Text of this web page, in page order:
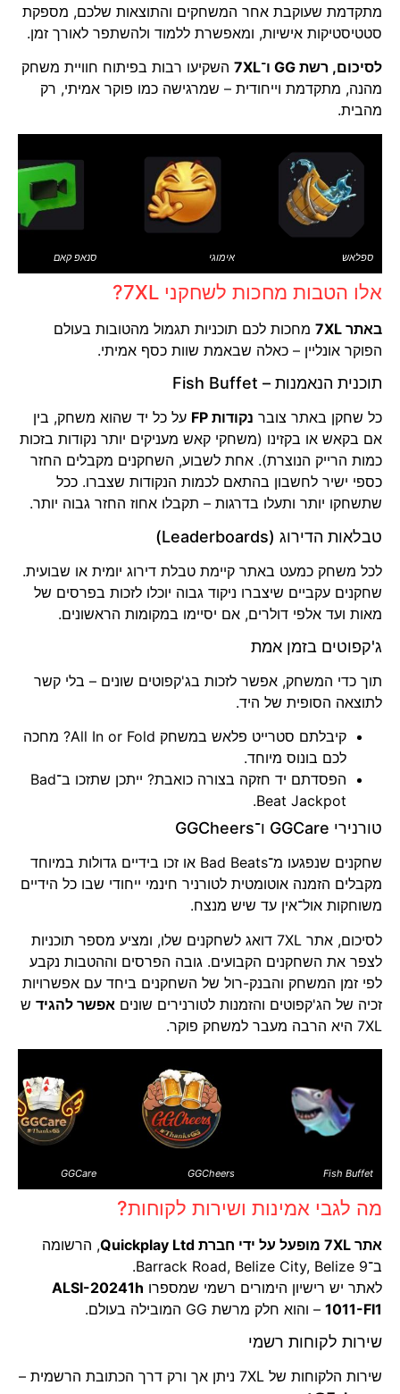
מתקדמת שעוקבת אחר המשחקים והתוצאות שלכם, מספקת
סטטיסטיקות אישיות, ומאפשרת ללמוד ולהשתפר לאורך זמן.
לסיכום, רשת GG ו־7XL
השקיעו רבות בפיתוח חוויית משחק
מהנה, מתקדמת וייחודית – שמרגישה כמו פוקר אמיתי, רק
מהבית.
ספלאש אימוגי סנאפ קאם
אלו הטבות מחכות לשחקני 7XL?
באתר 7XL
מחכות לכם תוכניות תגמול מהטובות בעולם
הפוקר אונליין – כאלה שבאמת שוות כסף אמיתי.
תוכנית הנאמנות – Fish Buffet
כל שחקן באתר צוברנקודות FP
על כל יד שהוא משחק, בין
אם בקאש או בקזינו (משחקי קאש מעניקים יותר נקודות בזכות
כמות הרייק הנוצרת). אחת לשבוע, השחקנים מקבלים החזר
כספי ישיר לחשבון בהתאם לכמות הנקודות שצברו. ככל
שתשחקו יותר ותעלו בדרגות – תקבלו אחוז החזר גבוה יותר.
טבלאות הדירוג (Leaderboards)
לכל משחק כמעט באתר קיימת טבלת דירוג יומית או שבועית.
שחקנים עקביים שיצברו ניקוד גבוה יוכלו לזכות בפרסים של
מאות ועד אלפי דולרים, אם יסיימו במקומות הראשונים.
ג'קפוטים בזמן אמת
תוך כדי המשחק, אפשר לזכות בג'קפוטים שונים – בלי קשר
לתוצאה הסופית של היד.
קיבלתם סטרייט פלאש במשחק All In or Fold? מחכה
לכם בונוס מיוחד.
הפסדתם יד חזקה בצורה כואבת? ייתכן שתזכו ב־Bad
Beat Jackpot.
טורנירי GGCare ו־GGCheers
שחקנים שנפגעו מ־Bad Beats או זכו בידיים גדולות במיוחד
מקבלים הזמנה אוטומטית לטורניר חינמי ייחודי שבו כל הידיים
משוחקות אול־אין עד שיש מנצח.
לסיכום, אתר 7XL דואג לשחקנים שלו, ומציע מספר תוכניות
לצפר את השחקנים הקבועים. גובה הפרסים וההטבות נקבע
לפי זמן המשחק והבנק-רול של השחקנים ביחד עם אפשרויות
זכיה של הג'קפוטים והזמנות לטורנירים שוניםאפשר להגידש
7XL היא הרבה מעבר למשחק פוקר.
Fish Buffet
GGCheers
GGCare
מה לגבי אמינות ושירות לקוחות?
אתר 7XL מופעל על ידי חברת Quickplay Ltd
, הרשומה
ב־9 Barrack Road, Belize City, Belize.
לאתר יש רישיון הימורים רשמי שמספרוALSI-20241h
1011-FI1– והוא חלק מרשת GG המובילה בעולם.
שירות לקוחות רשמי
שירות הלקוחות של 7XL ניתן אך ורק דרך הכתובת הרשמית –